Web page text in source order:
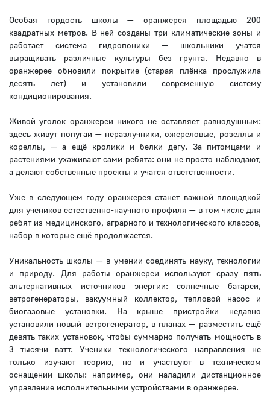
Особая гордость школы — оранжерея площадью 200
квадратных метров. В ней созданы три климатические зоны и
работает система гидропоники — школьники учатся
выращивать различные культуры без грунта. Недавно в
оранжерее обновили покрытие (старая плёнка прослужила
десять лет) и установили современную систему
кондиционирования.
Живой уголок оранжереи никого не оставляет равнодушным:
здесь живут попугаи — неразлучники, ожереловые, розеллы и
кореллы, — а ещё кролики и белки дегу. За питомцами и
растениями ухаживают сами ребята: они не просто наблюдают,
а делают собственные проекты и учатся ответственности.
Уже в следующем году оранжерея станет важной площадкой
для учеников естественно-научного профиля — в том числе для
ребят из медицинского, аграрного и технологического классов,
набор в которые ещё продолжается.
Уникальность школы — в умении соединять науку, технологии
и природу. Для работы оранжереи используют сразу пять
альтернативных источников энергии: солнечные батареи,
ветрогенераторы, вакуумный коллектор, тепловой насос и
биогазовые установки. На крыше пристройки недавно
установили новый ветрогенератор, в планах — разместить ещё
девять таких установок, чтобы суммарно получать мощность в
3 тысячи ватт. Ученики технологического направления не
только изучают теорию, но и участвуют в техническом
оснащении школы: например, они наладили дистанционное
управление исполнительными устройствами в оранжерее.